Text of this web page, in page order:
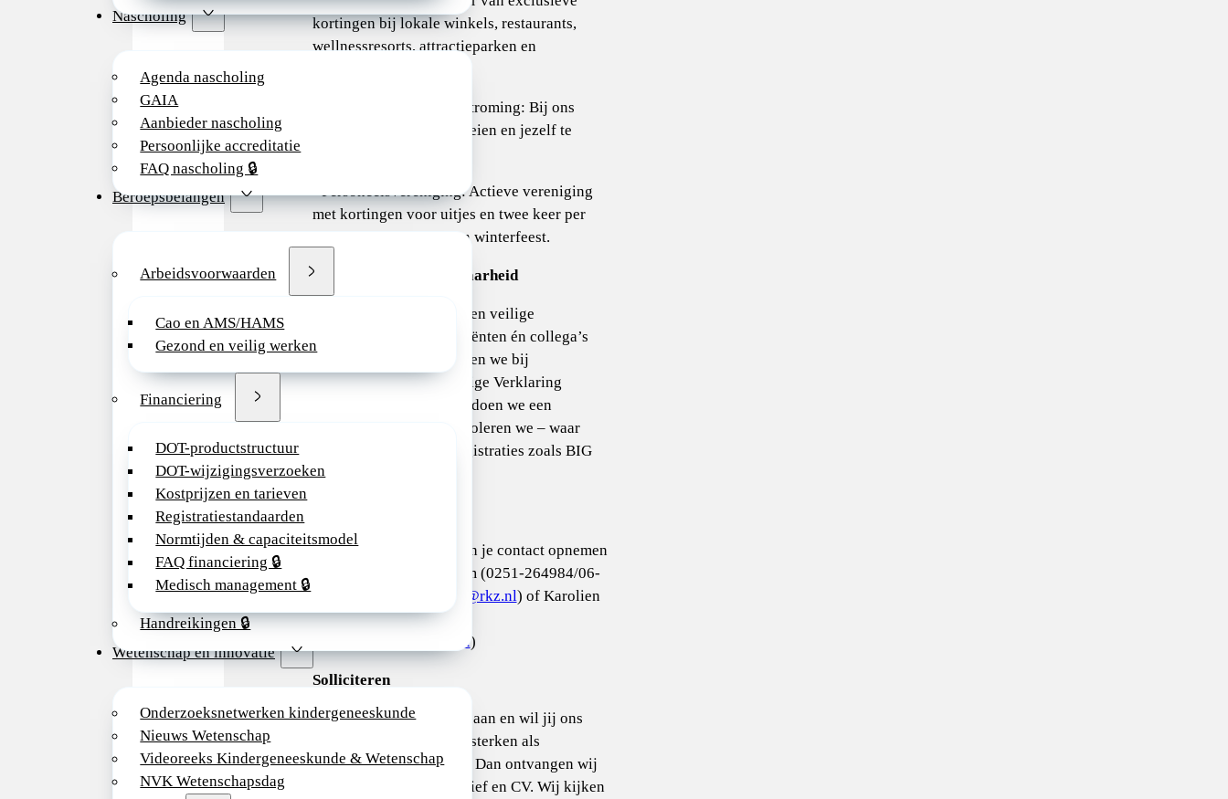
Nascholing
Agenda nascholing
GAIA
Aanbieder nascholing
Persoonlijke accreditatie
FAQ nascholing 🔒
Beroepsbelangen
Arbeidsvoorwaarden
Cao en AMS/HAMS
Gezond en veilig werken
Financiering
DOT-productstructuur
DOT-wijzigingsverzoeken
Kostprijzen en tarieven
Registratiestandaarden
Normtijden & capaciteitsmodel
FAQ financiering 🔒
Medisch management 🔒
Handreikingen 🔒
Wetenschap en innovatie
Onderzoeksnetwerken kindergeneeskunde
Nieuws Wetenschap
Videoreeks Kindergeneeskunde & Wetenschap
NVK Wetenschapsdag
kortingen bij lokale winkels, restaurants,
wellnessresorts, attractieparken en
· Ontwikkeling en doorstroming: Bij ons
krijg je ruimte om te groeien en jezelf te
· Personeelsvereniging: Actieve vereniging
met kortingen voor uitjes en twee keer per
jaar een groot zomer- en winterfeest.
Veiligheid en betrouwbaarheid
Bij het RKZ vinden we een veilige
werkomgeving voor patiënten én collega’s
belangrijk. Daarom vragen we bij
indiensttreding een geldige Verklaring
Omtrent Gedrag (VOG), doen we een
referentiecheck en controleren we – waar
nodig – diploma’s en registraties zoals BIG
of SKJ.
Voor meer informatie kan je contact opnemen
met Dirk-Jan van Zuidam (0251-264984/06-
dvanzuidam@rkz.nl) of Karolien
Olie (0251-783849/06-
kolie@rkz.nl)
Solliciteren
Spreekt deze functie jou aan en wil jij ons
team tijdelijk komen versterken als
waarnemend kinderarts? Dan ontvangen wij
graag jouw sollicitatiebrief en CV. Wij kijken